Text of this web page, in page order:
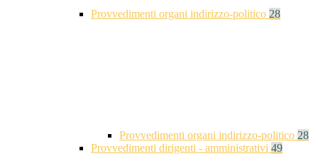
Provvedimenti organi indirizzo-politico 28
Provvedimenti organi indirizzo-politico 28
Provvedimenti dirigenti - amministrativi 49